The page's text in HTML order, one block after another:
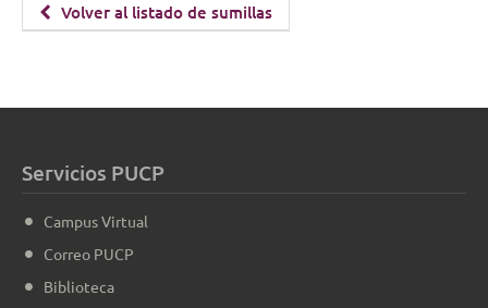
Volver al listado de sumillas
Servicios PUCP
Campus Virtual
Correo PUCP
Biblioteca